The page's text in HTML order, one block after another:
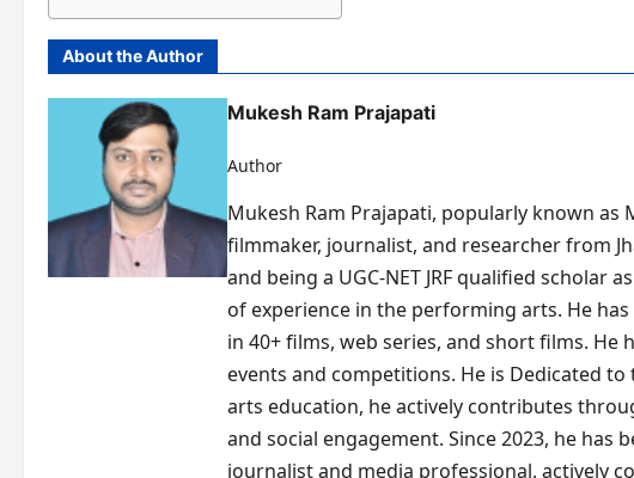
About the Author
Mukesh Ram Prajapati
Author
Mukesh Ram Prajapati, popularly known as
filmmaker, journalist, and researcher from
and being a UGC-NET JRF qualified scholar
of experience in the performing arts. He
in 40+ films, web series, and short films. He
events and competitions. He is Dedicated
arts education, he actively contributes
and social engagement. Since 2023, he has
journalist and media professional, actively